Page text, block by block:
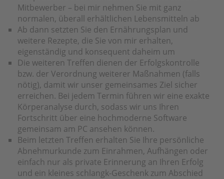
Mitbewerber – bei mir nehmen Sie mit ganz
normalen, überall erhältlichen Lebensmitteln ab
Ab dann setzten Sie den Ernährungsplan und
weitere Rezepte, die Sie von mir erhalten,
eigenständig und konsequent daheim um
Die weiteren Treffen dienen der Erfolgskontrolle
bzw. der Verordnung weiterer Maßnahmen (falls
nötig), damit wir unser gemeinsames Ziel sicher
erreichen. Bei jedem Termin führen wir eine exakte
Körperanalyse durch, sodass wir uns Ihren
Fortschritt über eine hochmoderne Software
gemeinsam am PC ansehen können.
Beim letzten Treffen erhalten Sie Ihre persönliche
Abnehmurkunde zum Einrahmen, Aufhängen oder
einfach nur als private Erinnerung an Ihren Erfolg
und ein kleines schlangk-Geschenk zum Abschied